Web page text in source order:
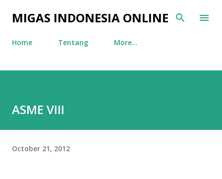
Skip to main content
MIGAS INDONESIA ONLINE
Home Tentang More…
ASME VIII
October 21, 2012